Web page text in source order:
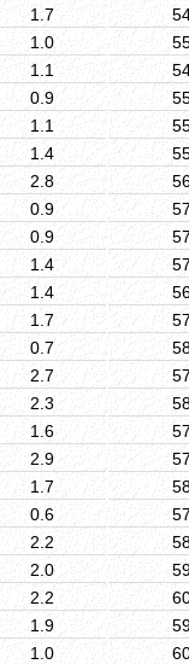
1.7
1.0
1.1
0.9
1.1
1.4
2.8
0.9
0.9
1.4
1.4
1.7
0.7
2.7
2.3
1.6
2.9
1.7
0.6
2.2
2.0
2.2
1.9
1.0